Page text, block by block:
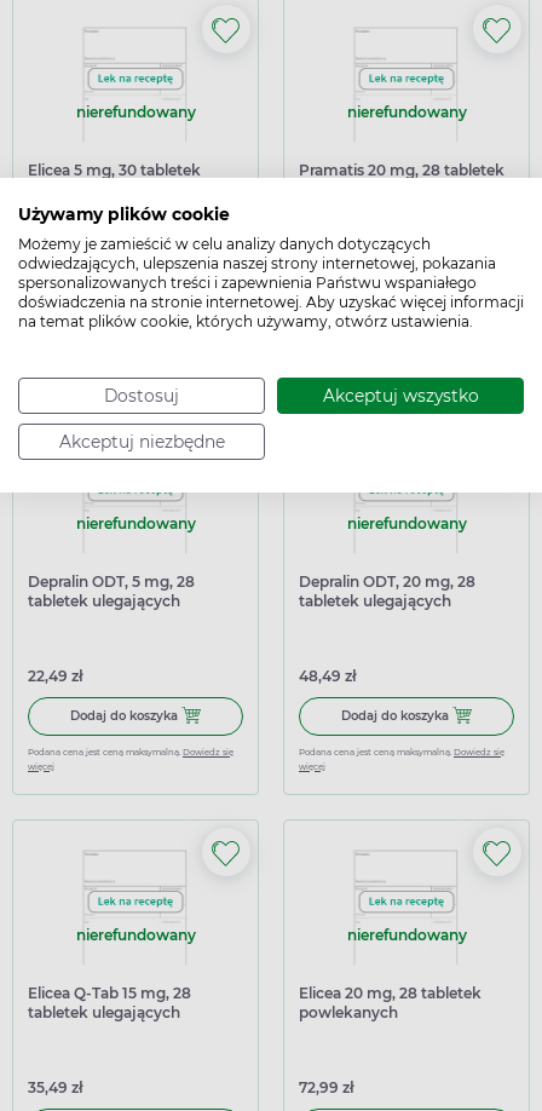
Używamy plików cookie
Możemy je zamieścić w celu analizy danych dotyczących
odwiedzających, ulepszenia naszej strony internetowej, pokazania
spersonalizowanych treści i zapewnienia Państwu wspaniałego
doświadczenia na stronie internetowej. Aby uzyskać więcej informacji
na temat plików cookie, których używamy, otwórz ustawienia.
Dostosuj Akceptuj wszystko
Akceptuj niezbędne
nierefundowany
Elicea 5 mg, 30 tabletek
równoległy Delfarma)
28,49 zł
Dodaj do koszykaDodaj do koszyka Elicea 5 mg, 30 tabletek powlekanych
nierefundowany
Pramatis 20 mg, 28 tabletek
33,49 zł
Dodaj do koszykaDodaj do
nierefundowany
Depralin ODT, 5 mg, 28
tabletek ulegających
22,49 zł
Dodaj do koszyka Dodaj do koszyka Depralin ODT, 5 mg, 28 tabletek
Podana cena jest ceną maksymalną. Dowiedz się
więcej
nierefundowany
Depralin ODT, 20 mg, 28
tabletek ulegających
48,49 zł
Dodaj do koszyka Dodaj do
Podana cena jest ceną maksymalną. Dowiedz się
więcej
nierefundowany
Elicea Q-Tab 15 mg, 28
tabletek ulegających
35,49 zł
nierefundowany
Elicea 20 mg, 28 tabletek
powlekanych
72,99 zł